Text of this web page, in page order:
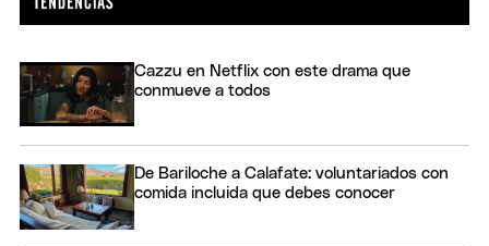
Cazzu en Netflix con este drama que
conmueve a todos
De Bariloche a Calafate: voluntariados con
comida incluida que debes conocer